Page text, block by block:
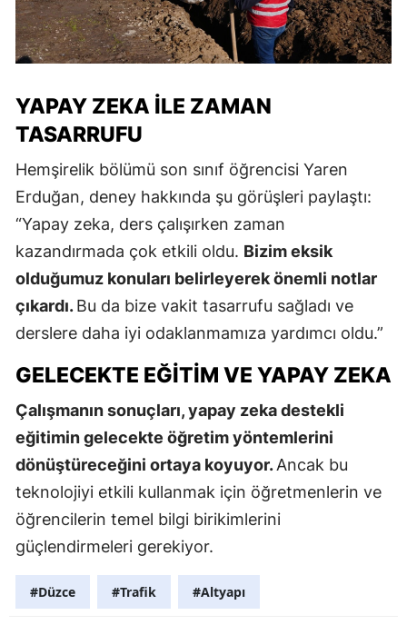
YAPAY ZEKA ILE ZAMAN
TASARRUFU
Hemşirelik bölümü son sınıf öğrencisi Yaren
Erduğan, deney hakkında şu görüşleri paylaştı:
“Yapay zeka, ders çalışırken zaman
kazandırmada çok etkili oldu. Bizim eksik
olduğumuz konuları belirleyerek önemli notlar
çıkardı.Bu da bize vakit tasarrufu sağladı ve
derslere daha iyi odaklanmamıza yardımcı oldu.”
GELECEKTE EĞITIM VE YAPAY ZEKA
Çalışmanın sonuçları, yapay zeka destekli
eğitimin gelecekte öğretim yöntemlerini
dönüştüreceğini ortaya koyuyor.Ancak bu
teknolojiyi etkili kullanmak için öğretmenlerin ve
öğrencilerin temel bilgi birikimlerini
güçlendirmeleri gerekiyor.
#Düzce #Trafik #Altyapı